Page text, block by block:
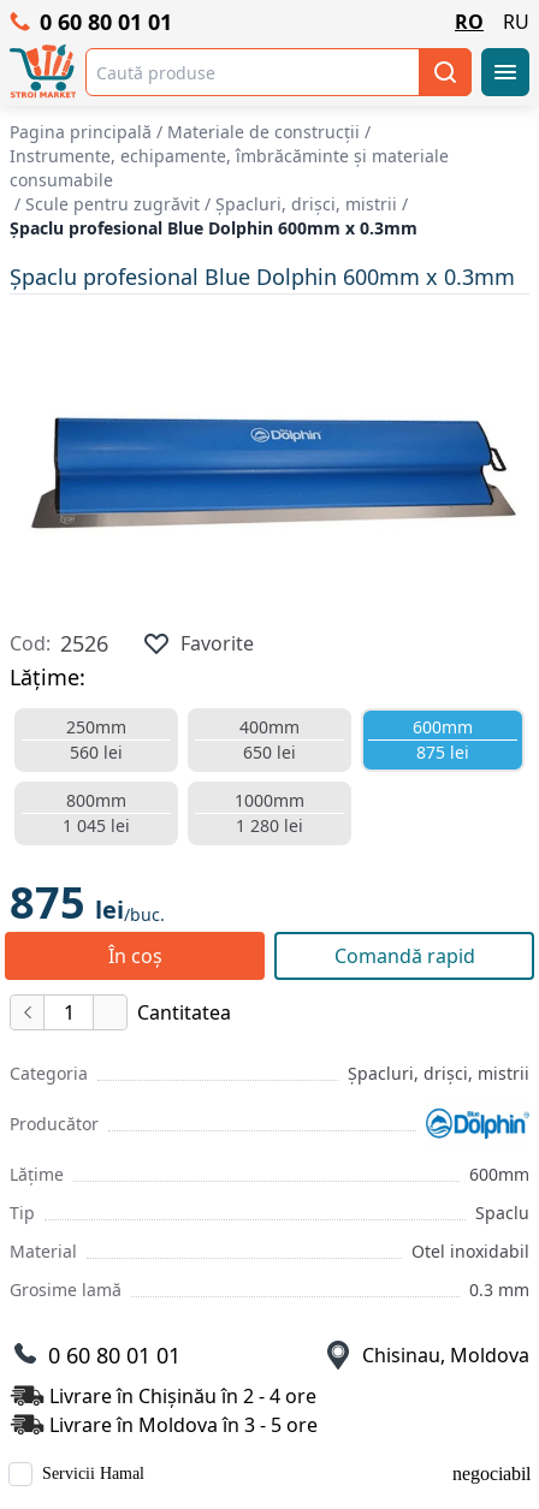
0 60 80 01 01 RO RU
Pagina principală / Materiale de construcții /
Instrumente, echipamente, îmbrăcăminte și materiale
consumabile
/ Scule pentru zugrăvit / Șpacluri, drișci, mistrii /
Șpaclu profesional Blue Dolphin 600mm x 0.3mm
Șpaclu profesional Blue Dolphin 600mm x 0.3mm
Cod: 2526 Favorite
Lățime:
250mm
560 lei
400mm
650 lei
600mm
875 lei
800mm
1 045 lei
1000mm
1 280 lei
875 lei/buc.
În coș Comandă rapid
Cantitatea
Categoria Șpacluri, drișci, mistrii
Producător
Lățime
600mm
Tip
Spaclu
Material
Otel inoxidabil
Grosime lamă
0.3 mm
0 60 80 01 01
Chisinau, Moldova
Livrare în Chișinău în 2 - 4 ore
Livrare în Moldova în 3 - 5 ore
Servicii Hamal negociabil